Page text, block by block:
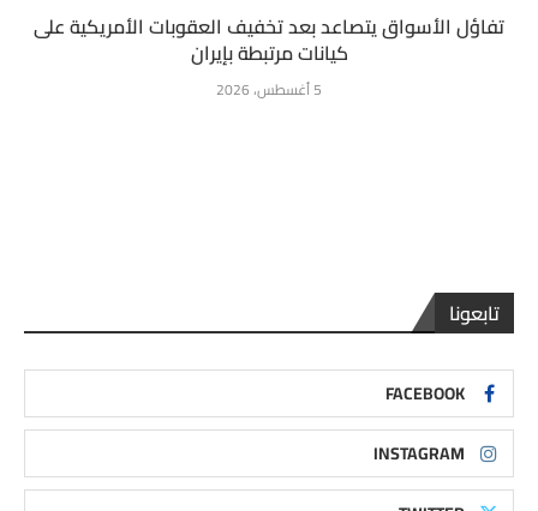
تفاؤل الأسواق يتصاعد بعد تخفيف العقوبات الأمريكية على
كيانات مرتبطة بإيران
5 أغسطس، 2026
تابعونا
FACEBOOK
INSTAGRAM